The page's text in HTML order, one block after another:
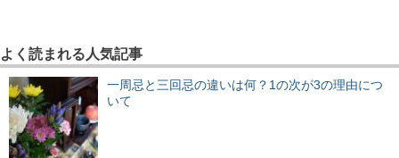
よく読まれる人気記事
一周忌と三回忌の違いは何？1の次が3の理由につ
いて